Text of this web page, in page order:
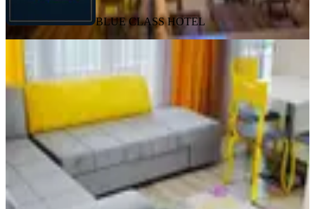
BLUE CLASS HOTEL
Pelitköy’de Günlük Kiralık Eşyalı 1+1
Daire
Samsun, Atakum
1+1·65 m² ·5. Kat 06.08.2026
1.200 ₺
YAŞAR ÖZKAN